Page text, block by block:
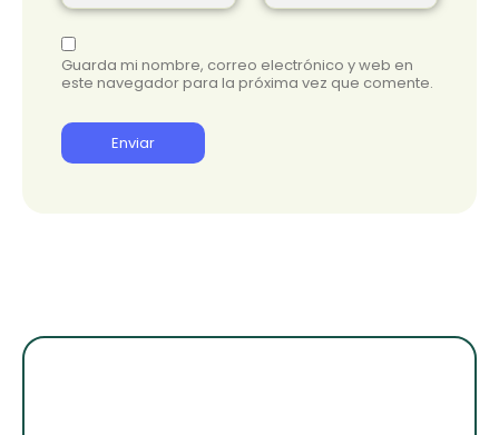
Guarda mi nombre, correo electrónico y web en
este navegador para la próxima vez que comente.